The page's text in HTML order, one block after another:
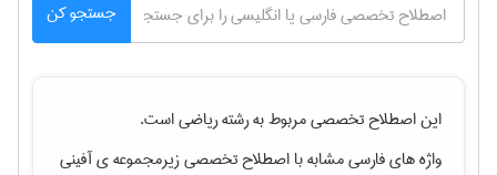
جستجو کن
این اصطلاح تخصصی مربوط به رشتهرياضیاست.
واژه های فارسی مشابه با اصطلاح تخصصیزیرمجموعه ی آفینی